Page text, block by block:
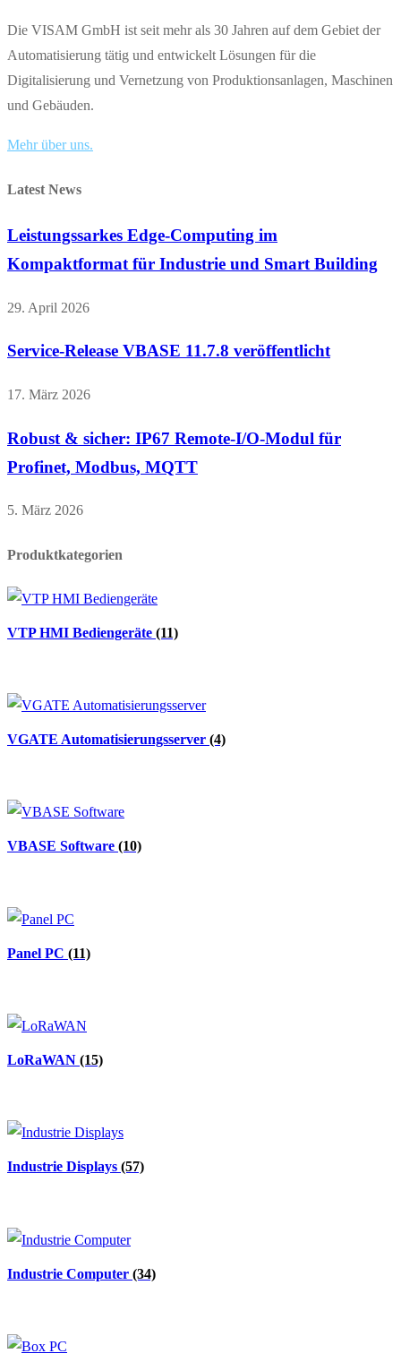
Die VISAM GmbH ist seit mehr als 30 Jahren auf dem Gebiet der
Automatisierung tätig und entwickelt Lösungen für die
Digitalisierung und Vernetzung von Produktionsanlagen, Maschinen
und Gebäuden.
Mehr über uns.
Latest News
Leistungssarkes Edge-Computing im
Kompaktformat für Industrie und Smart Building
29. April 2026
Service-Release VBASE 11.7.8 veröffentlicht
17. März 2026
Robust & sicher: IP67 Remote-I/O-Modul für
Profinet, Modbus, MQTT
5. März 2026
Produktkategorien
VTP HMI Bediengeräte (11)
VGATE Automatisierungsserver (4)
VBASE Software (10)
Panel PC (11)
LoRaWAN (15)
Industrie Displays (57)
Industrie Computer (34)